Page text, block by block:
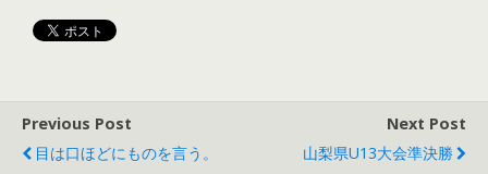
Previous Post
目は口ほどにものを言う。
Next Post
山梨県U13大会準決勝